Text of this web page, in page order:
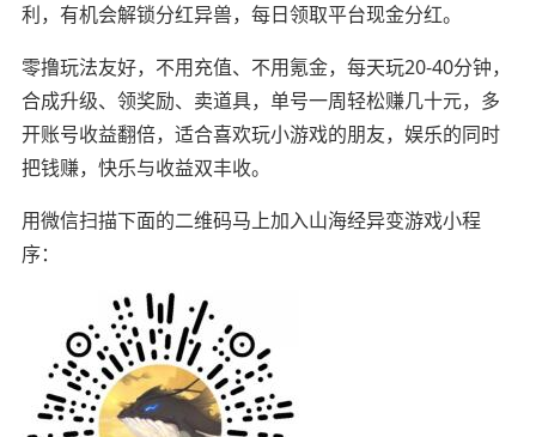
利，有机会解锁分红异兽，每日领取平台现金分红。
零撸玩法友好，不用充值、不用氪金，每天玩20-40分钟，
合成升级、领奖励、卖道具，单号一周轻松赚几十元，多
开账号收益翻倍，适合喜欢玩小游戏的朋友，娱乐的同时
把钱赚，快乐与收益双丰收。
用微信扫描下面的二维码马上加入山海经异变游戏小程
序：